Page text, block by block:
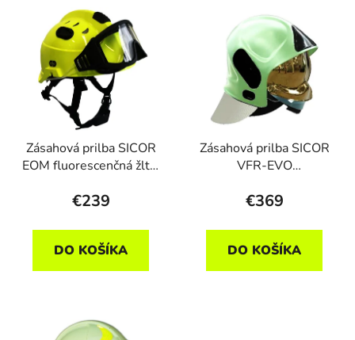
Zásahová prilba SICOR
EOM fluorescenčná žltá,
€239
DO KOŠÍKA
Zásahová prilba SICOR
VFR-EVO
štít
€369
DO KOŠÍKA